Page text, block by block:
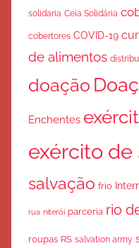
solidaria Ceia Solidária
cobertores COVID-19
de alimentos
doação
Enchentes
exército de
salvação frio
rua niterói parceria rio
roupas RS salvation army